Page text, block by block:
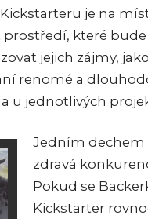
je na
které
jejich zájmy,
renomé a
u jednotlivých
Jedním dechem
zdravá
Pokud se
Kickstarter